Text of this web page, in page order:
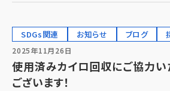
ス熊本」「西部ガスリアルラ […]
SDGs関連 お知らせ ブログ
2025年11月26日
使用済みカイロ回収にご協力い
ございます！